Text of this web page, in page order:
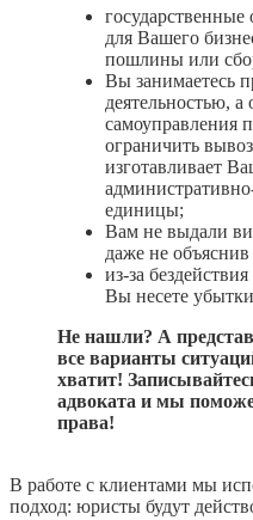
для Вашего
пошлины или
Вы занимаетесь
деятельностью,
самоуправления
ограничить
изготавливает
единицы;
Вам не выдали
даже не
из-за
Вы несете
Не нашли? А
все варианты
хватит!
адвоката и мы
права!
В работе с клиентами мы
подход: юристы будут